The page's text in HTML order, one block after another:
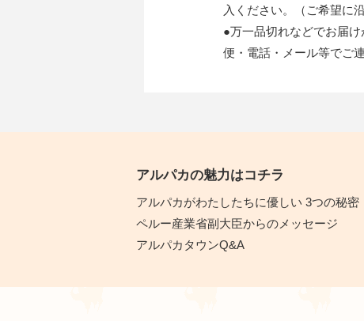
入ください。（ご希望に
●万一品切れなどでお届
便・電話・メール等でご
アルパカの魅力はコチラ
アルパカがわたしたちに優しい 3つの秘密
ペルー産業省副大臣からのメッセージ
アルパカタウンQ&A